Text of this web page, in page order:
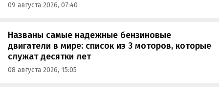
09 августа 2026, 07:40
Названы самые надежные бензиновые
двигатели в мире: список из 3 моторов, которые
служат десятки лет
08 августа 2026, 15:05